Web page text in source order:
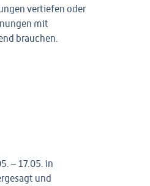
vertiefen oder
mit
brauchen.
– 17.05. in
und